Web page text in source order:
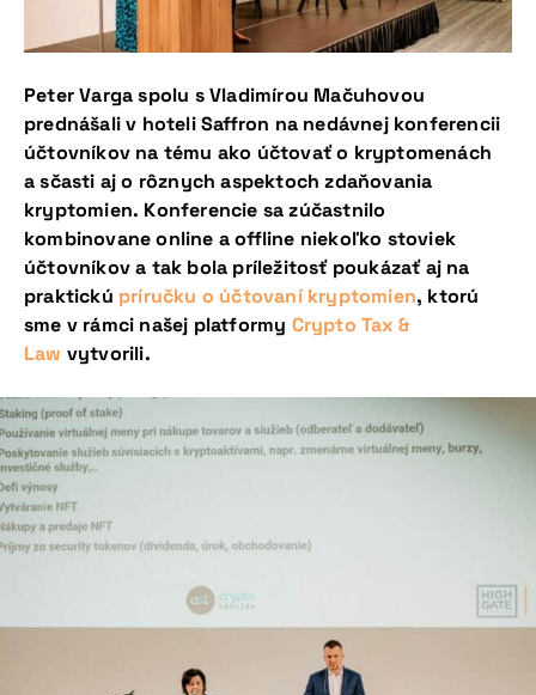
Peter Varga spolu s Vladimírou Mačuhovou
prednášali v hoteli Saffron na nedávnej konferencii
účtovníkov na tému ako účtovať o kryptomenách
a sčasti aj o rôznych aspektoch zdaňovania
kryptomien. Konferencie sa zúčastnilo
kombinovane online a offline niekoľko stoviek
účtovníkov a tak bola príležitosť poukázať aj na
praktickú príručku o účtovaní kryptomien, ktorú
sme v rámci našej platformy Crypto Tax &
Law vytvorili.